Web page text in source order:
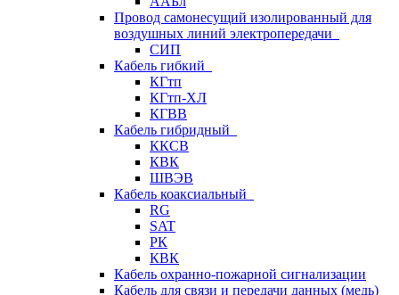
Провод самонесущий изолированный для
воздушных линий электропередачи
СИП
Кабель гибкий
КГтп
КГтп-ХЛ
КГВВ
Кабель гибридный
ККСВ
КВК
ШВЭВ
Кабель коаксиальный
RG
SAT
РК
КВК
Кабель охранно-пожарной сигнализации
Кабель для связи и передачи данных (медь)